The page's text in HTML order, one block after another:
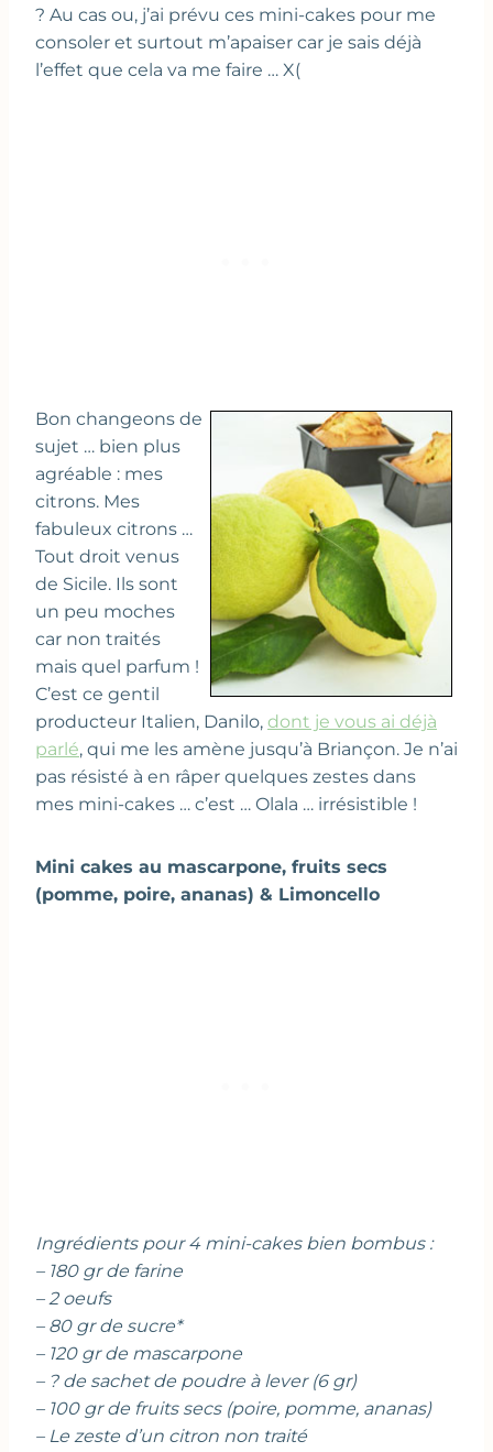
? Au cas ou, j’ai prévu ces mini-cakes pour me
consoler et surtout m’apaiser car je sais déjà
l’effet que cela va me faire … X(
Bon changeons de
sujet … bien plus
agréable : mes
citrons. Mes
fabuleux citrons …
Tout droit venus
de Sicile. Ils sont
un peu moches
car non traités
mais quel parfum !
C’est ce gentil
producteur Italien, Danilo, dont je vous ai déjà
parlé, qui me les amène jusqu’à Briançon. Je n’ai
pas résisté à en râper quelques zestes dans
mes mini-cakes … c’est … Olala … irrésistible !
Mini cakes au mascarpone, fruits secs
(pomme, poire, ananas) & Limoncello
Ingrédients pour 4 mini-cakes bien bombus :
– 180 gr de farine
– 2 oeufs
– 80 gr de sucre*
– 120 gr de mascarpone
– ? de sachet de poudre à lever (6 gr)
– 100 gr de fruits secs (poire, pomme, ananas)
– Le zeste d’un citron non traité